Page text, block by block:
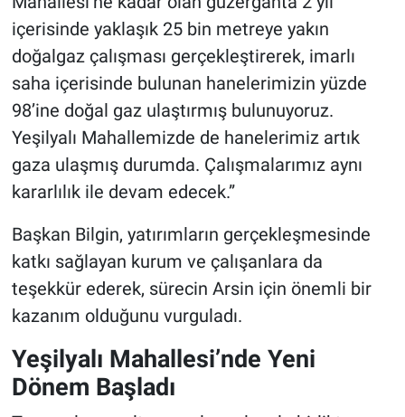
içerisinde yaklaşık 25 bin metreye yakın
doğalgaz çalışması gerçekleştirerek, imarlı
saha içerisinde bulunan hanelerimizin yüzde
98’ine doğal gaz ulaştırmış bulunuyoruz.
Yeşilyalı Mahallemizde de hanelerimiz artık
gaza ulaşmış durumda. Çalışmalarımız aynı
kararlılık ile devam edecek.”
Başkan Bilgin, yatırımların gerçekleşmesinde
katkı sağlayan kurum ve çalışanlara da
teşekkür ederek, sürecin Arsin için önemli bir
kazanım olduğunu vurguladı.
Yeşilyalı Mahallesi’nde Yeni
Dönem Başladı